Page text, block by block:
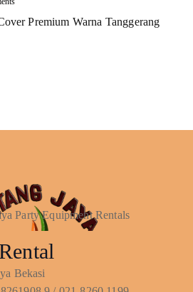
Premium Warna Tanggerang
Party Equipment Rentals
Bekasi